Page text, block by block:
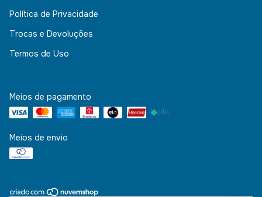
Política de Privacidade
Trocas e Devoluções
Termos de Uso
Meios de pagamento
Meios de envio